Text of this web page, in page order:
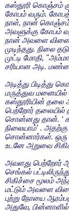
கஸ்தூரி கொஞ்சம்
கோபம் வரும்.
நாள், நான்
அவளுக்கு கோபம்
நான் அவளை
முடிந்தது. நிலை
முட்டி மோதி,
சரியான அடி.
அடித்து
மருத்துவ
கஸ்தூரியின் தலை
பெற்றோர் தலையில்
சொன்னது தான். ‘
நிலையாம்’ . அதற்கு
சொன்னார்கள். ஒரு
உடனே அறுவை
அவளது பெற்றோர்
செங்கல்
சிகிச்சை மூலம்
மட்டும் அவளை
புற்று நோயை
அதுவே, பின்னாளில்